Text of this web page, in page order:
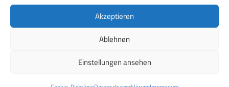
Akzeptieren
Ablehnen
Einstellungen ansehen